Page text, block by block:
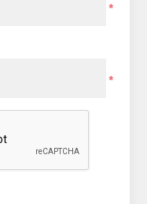
*
*